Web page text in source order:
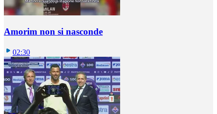
Amorim non si nasconde
02:30